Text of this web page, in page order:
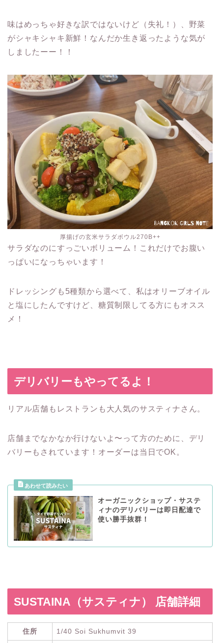
味はめっちゃ好きな訳ではないけど（失礼！）、野菜
がシャキシャキ新鮮！なんだか生き返ったような気が
しましたーー！！
厚揚げの玄米サラダボウル270B++
サラダなのにすっごいボリューム！これだけでお腹い
っぱいになっちゃいます！
ドレッシングも5種類から選べて、私はオリーブオイル
と塩にしたんですけど、糖質制限してる方にもオスス
メ！
デリバリーもやってるよ！
リアル店舗もレストランも大人気のサスティナさん。
店舗までなかなか行けないよ〜って方のために、デリ
バリーもされています！オーダーは当日でOK。
オーガニックショップ・サステ
ィナのデリバリーは即日配達で
使い勝手抜群！
SUSTAINA（サスティナ） 店舗詳細
住所 1/40 Soi Sukhumvit 39